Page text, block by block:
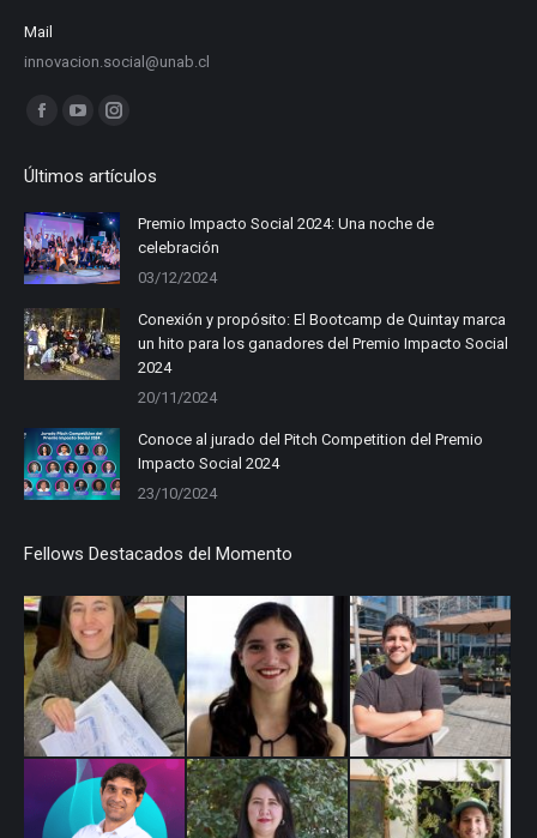
Mail
innovacion.social@unab.cl
Find us on:
Facebook
opens
in
new
window
YouTube
opens
in
new
window
Instagram
opens
in
new
window
Últimos artículos
Premio Impacto Social 2024: Una noche de
celebración
03/12/2024
Conexión y propósito: El Bootcamp de Quintay marca
un hito para los ganadores del Premio Impacto Social
2024
20/11/2024
Conoce al jurado del Pitch Competition del Premio
Impacto Social 2024
23/10/2024
Fellows Destacados del Momento